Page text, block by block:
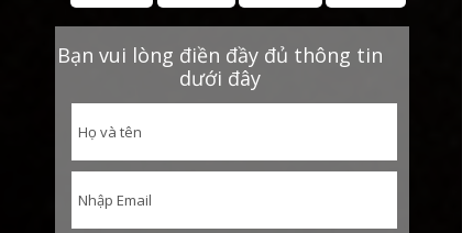
Bạn vui lòng điền đầy đủ thông tin
dưới đây